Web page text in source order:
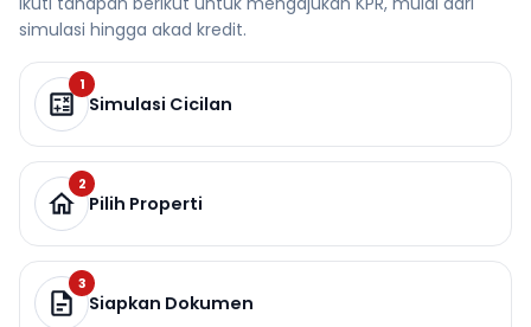
simulasi hingga akad kredit.
1
Simulasi Cicilan
2
Pilih Properti
3
Siapkan Dokumen